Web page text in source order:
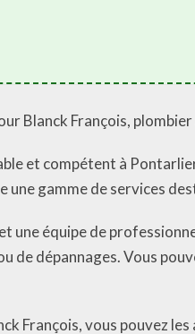
Blanck François,
et compétent à
gamme de services
une équipe de
de dépannages. Vous
François, vous pouvez